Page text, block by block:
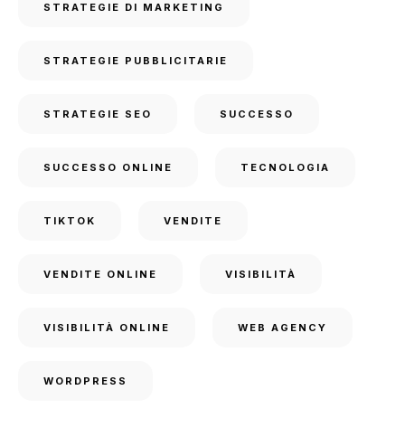
STRATEGIE DI MARKETING
STRATEGIE PUBBLICITARIE
STRATEGIE SEO SUCCESSO
SUCCESSO ONLINE TECNOLOGIA
TIKTOK VENDITE
VENDITE ONLINE VISIBILITÀ
VISIBILITÀ ONLINE WEB AGENCY
WORDPRESS